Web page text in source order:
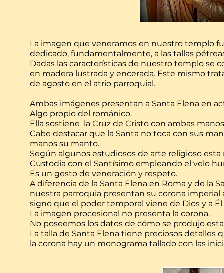
La imagen que veneramos en nuestro templo
dedicado, fundamentalmente, a las tallas
Dadas las características de nuestro templo se
en madera lustrada y encerada. Este mismo
de agosto en el atrio parroquial.
Ambas imágenes presentan a Santa Elena en
Algo propio del románico.
Ella sostiene la Cruz de Cristo con ambas
Cabe destacar que la Santa no toca con sus
manos su manto.
Según algunos estudiosos de arte religioso
Custodia con el Santísimo empleando el velo
Es un gesto de veneración y respeto.
A diferencia de la Santa Elena en Roma y de la
nuestra parroquia presentan su corona imperial
signo que el poder temporal viene de Dios y a
La imagen procesional no presenta la corona.
No poseemos los datos de cómo se produjo
La talla de Santa Elena tiene preciosos
la corona hay un monograma tallado con las